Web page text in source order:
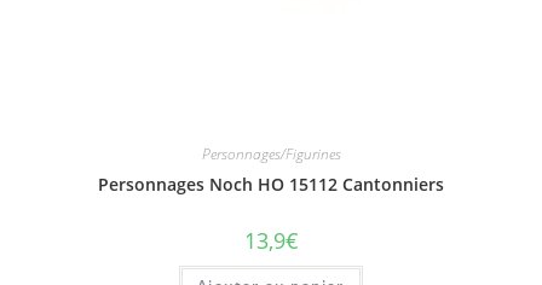
Personnages/Figurines
Personnages Noch HO 15112 Cantonniers
13,9€